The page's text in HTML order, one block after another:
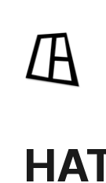
contenido